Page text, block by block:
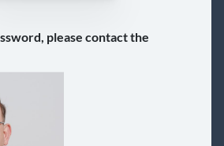
please contact the